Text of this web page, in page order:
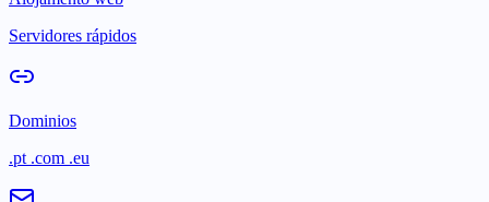
Servidores rápidos
Dominios
.pt .com .eu